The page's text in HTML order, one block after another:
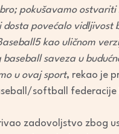
pokušavamo
dosta povećalo vidljivost
kao uličnom
baseball saveza u
u ovaj sport, rekao je
softball federacije
zadovoljstvo zbog